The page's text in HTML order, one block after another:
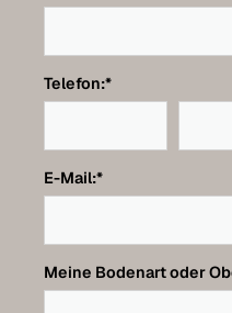
Telefon:*
E-Mail:*
Meine Bodenart oder